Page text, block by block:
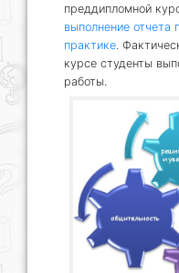
преддипломной
выполнение отчета
практике .
курсе студенты
работы.